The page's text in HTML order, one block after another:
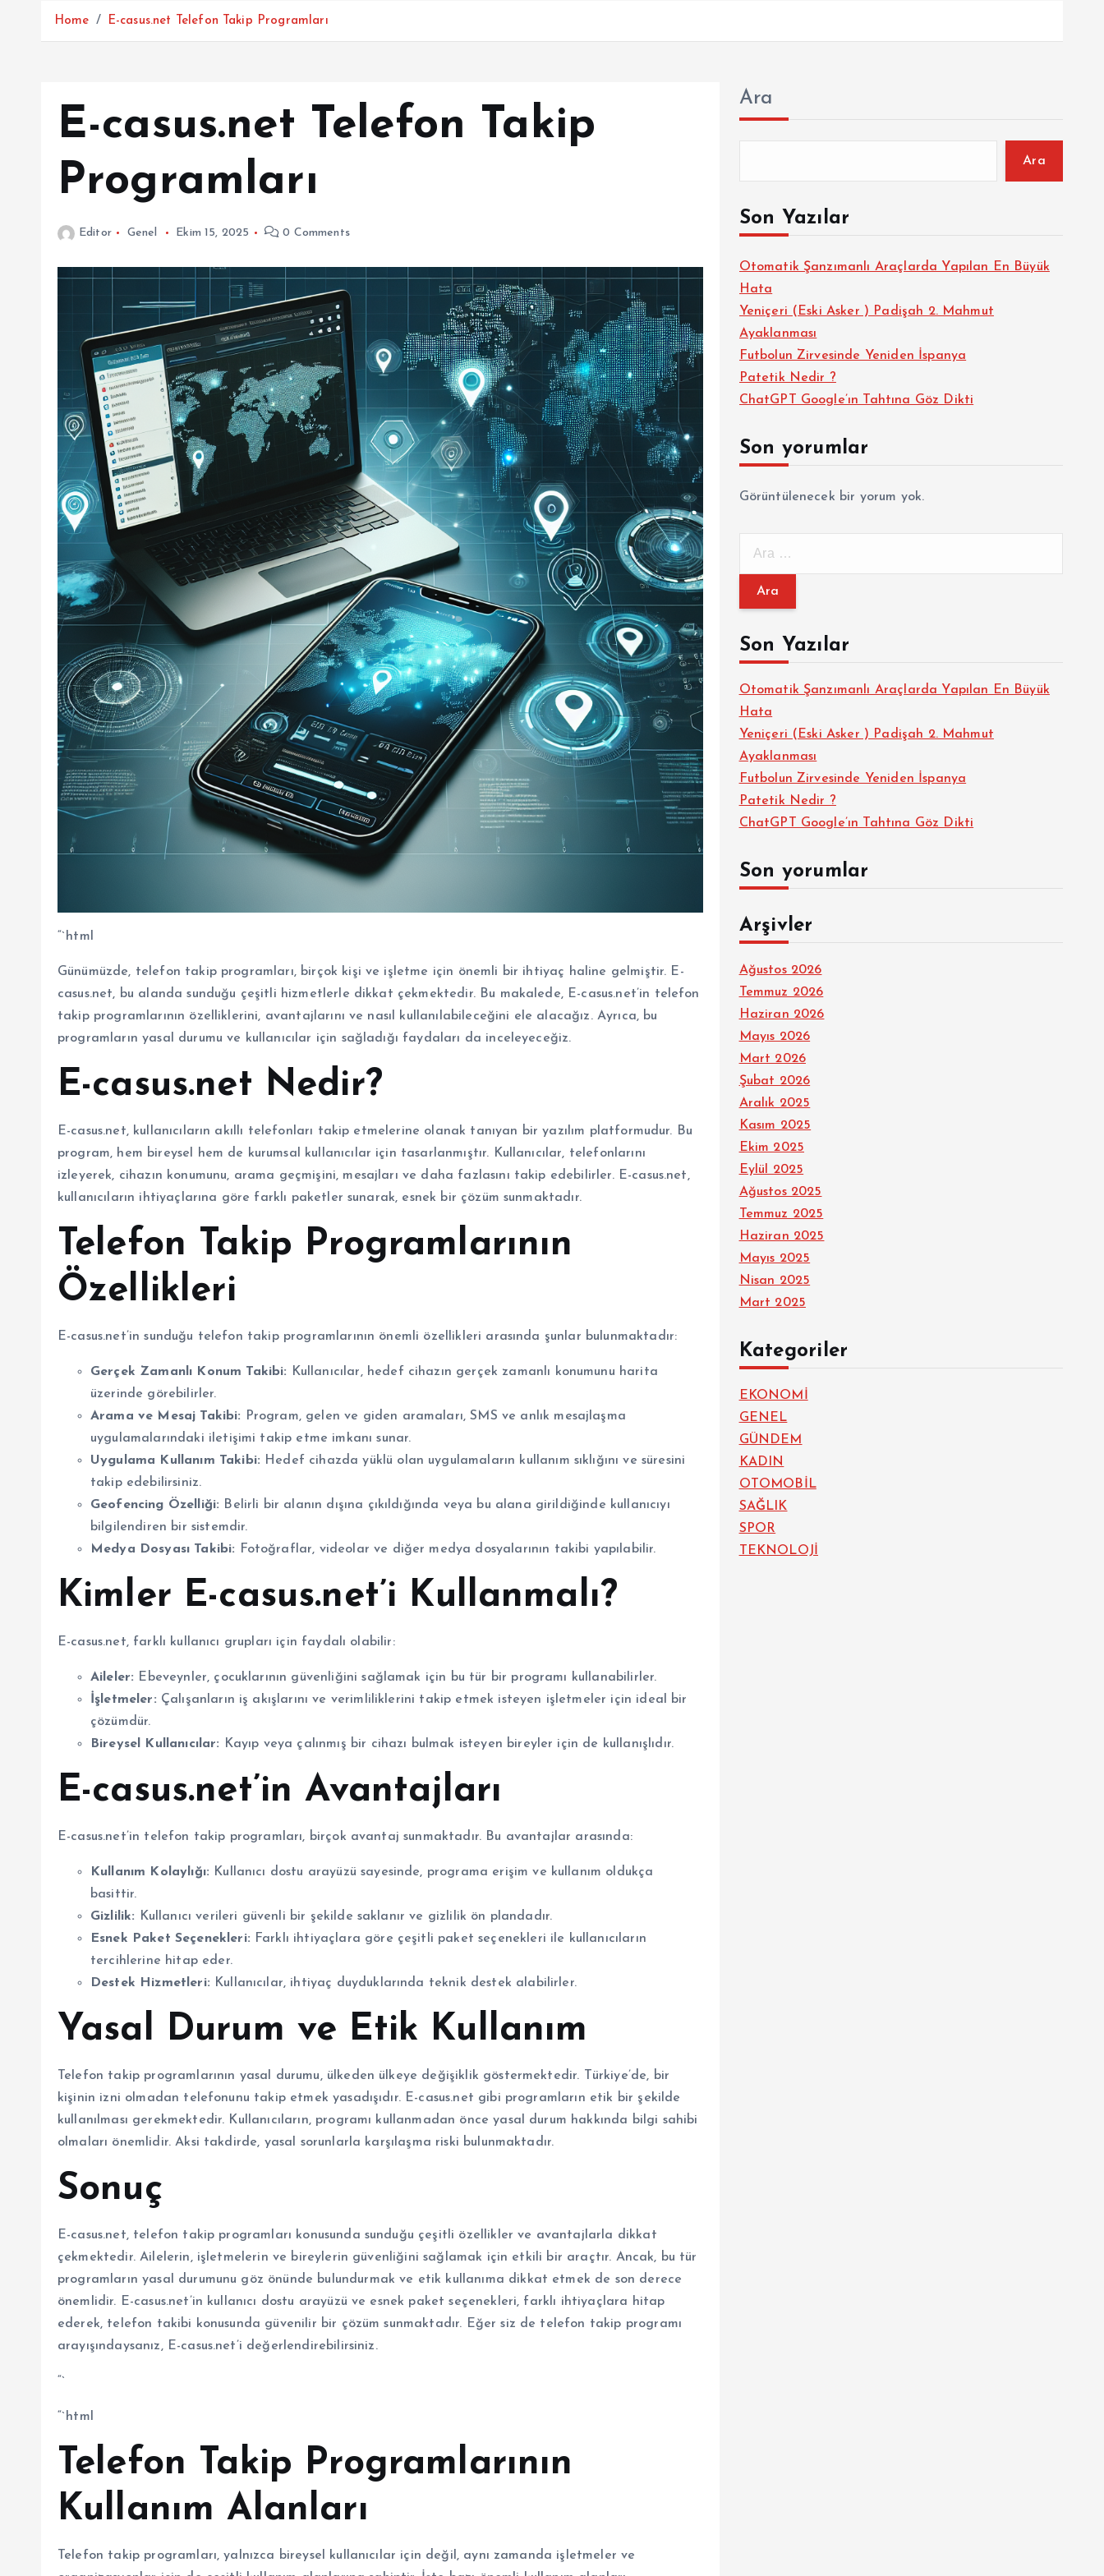
Home E-casus.net Telefon Takip Programları
E-casus.net Telefon Takip
Programları
Editor Genel Ekim 15, 2025 0 Comments
“`html
Günümüzde, telefon takip programları, birçok kişi ve işletme için önemli bir ihtiyaç haline gelmiştir. E-
casus.net, bu alanda sunduğu çeşitli hizmetlerle dikkat çekmektedir. Bu makalede, E-casus.net’in telefon
takip programlarının özelliklerini, avantajlarını ve nasıl kullanılabileceğini ele alacağız. Ayrıca, bu
programların yasal durumu ve kullanıcılar için sağladığı faydaları da inceleyeceğiz.
E-casus.net Nedir?
E-casus.net, kullanıcıların akıllı telefonları takip etmelerine olanak tanıyan bir yazılım platformudur. Bu
program, hem bireysel hem de kurumsal kullanıcılar için tasarlanmıştır. Kullanıcılar, telefonlarını
izleyerek, cihazın konumunu, arama geçmişini, mesajları ve daha fazlasını takip edebilirler. E-casus.net,
kullanıcıların ihtiyaçlarına göre farklı paketler sunarak, esnek bir çözüm sunmaktadır.
Telefon Takip Programlarının
Özellikleri
E-casus.net’in sunduğu telefon takip programlarının önemli özellikleri arasında şunlar bulunmaktadır:
Gerçek Zamanlı Konum Takibi: Kullanıcılar, hedef cihazın gerçek zamanlı konumunu harita
üzerinde görebilirler.
Arama ve Mesaj Takibi: Program, gelen ve giden aramaları, SMS ve anlık mesajlaşma
uygulamalarındaki iletişimi takip etme imkanı sunar.
Uygulama Kullanım Takibi: Hedef cihazda yüklü olan uygulamaların kullanım sıklığını ve süresini
takip edebilirsiniz.
Geofencing Özelliği: Belirli bir alanın dışına çıkıldığında veya bu alana girildiğinde kullanıcıyı
bilgilendiren bir sistemdir.
Medya Dosyası Takibi: Fotoğraflar, videolar ve diğer medya dosyalarının takibi yapılabilir.
Kimler E-casus.net’i Kullanmalı?
E-casus.net, farklı kullanıcı grupları için faydalı olabilir:
Aileler: Ebeveynler, çocuklarının güvenliğini sağlamak için bu tür bir programı kullanabilirler.
İşletmeler: Çalışanların iş akışlarını ve verimliliklerini takip etmek isteyen işletmeler için ideal bir
çözümdür.
Bireysel Kullanıcılar: Kayıp veya çalınmış bir cihazı bulmak isteyen bireyler için de kullanışlıdır.
E-casus.net’in Avantajları
E-casus.net’in telefon takip programları, birçok avantaj sunmaktadır. Bu avantajlar arasında:
Kullanım Kolaylığı: Kullanıcı dostu arayüzü sayesinde, programa erişim ve kullanım oldukça
basittir.
Gizlilik: Kullanıcı verileri güvenli bir şekilde saklanır ve gizlilik ön plandadır.
Esnek Paket Seçenekleri: Farklı ihtiyaçlara göre çeşitli paket seçenekleri ile kullanıcıların
tercihlerine hitap eder.
Destek Hizmetleri: Kullanıcılar, ihtiyaç duyduklarında teknik destek alabilirler.
Yasal Durum ve Etik Kullanım
Telefon takip programlarının yasal durumu, ülkeden ülkeye değişiklik göstermektedir. Türkiye’de, bir
kişinin izni olmadan telefonunu takip etmek yasadışıdır. E-casus.net gibi programların etik bir şekilde
kullanılması gerekmektedir. Kullanıcıların, programı kullanmadan önce yasal durum hakkında bilgi sahibi
olmaları önemlidir. Aksi takdirde, yasal sorunlarla karşılaşma riski bulunmaktadır.
Sonuç
E-casus.net, telefon takip programları konusunda sunduğu çeşitli özellikler ve avantajlarla dikkat
çekmektedir. Ailelerin, işletmelerin ve bireylerin güvenliğini sağlamak için etkili bir araçtır. Ancak, bu tür
programların yasal durumunu göz önünde bulundurmak ve etik kullanıma dikkat etmek de son derece
önemlidir. E-casus.net’in kullanıcı dostu arayüzü ve esnek paket seçenekleri, farklı ihtiyaçlara hitap
ederek, telefon takibi konusunda güvenilir bir çözüm sunmaktadır. Eğer siz de telefon takip programı
arayışındaysanız, E-casus.net’i değerlendirebilirsiniz.
“`
“`html
Telefon Takip Programlarının
Kullanım Alanları
Telefon takip programları, yalnızca bireysel kullanıcılar için değil, aynı zamanda işletmeler ve
Ara
Ara
Son Yazılar
Otomatik Şanzımanlı Araçlarda Yapılan En Büyük
Hata
Yeniçeri (Eski Asker ) Padişah 2. Mahmut
Ayaklanması
Futbolun Zirvesinde Yeniden İspanya
Patetik Nedir ?
ChatGPT Google’ın Tahtına Göz Dikti
Son yorumlar
Görüntülenecek bir yorum yok.
m
:Son Yazılar
Otomatik Şanzımanlı Araçlarda Yapılan En Büyük
Hata
Yeniçeri (Eski Asker ) Padişah 2. Mahmut
Ayaklanması
Futbolun Zirvesinde Yeniden İspanya
Patetik Nedir ?
ChatGPT Google’ın Tahtına Göz Dikti
Son yorumlar
Arşivler
Ağustos 2026
Temmuz 2026
Haziran 2026
Mayıs 2026
Mart 2026
Şubat 2026
Aralık 2025
Kasım 2025
Ekim 2025
Eylül 2025
Ağustos 2025
Temmuz 2025
Haziran 2025
Mayıs 2025
Nisan 2025
Mart 2025
Kategoriler
EKONOMİ
GENEL
GÜNDEM
KADIN
OTOMOBİL
SAĞLIK
SPOR
TEKNOLOJİ